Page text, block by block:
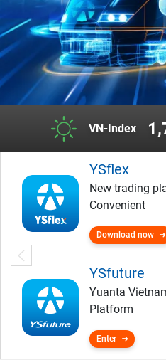
VN-Index
YSflex
New trading
Convenient
Download now
YSfuture
Yuanta
Platform
Enter